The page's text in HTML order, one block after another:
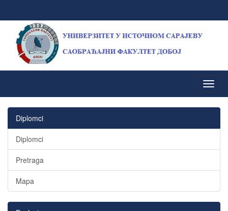
Diplomci
Diplomci
Pretraga
Mapa